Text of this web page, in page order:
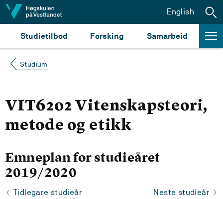
Hopp til innhald
Studietilbod Forsking Samarbeid
English
Studium
VIT6202 Vitenskapsteori,
metode og etikk
Emneplan for studieåret
2019/2020
Tidlegare studieår Neste studieår